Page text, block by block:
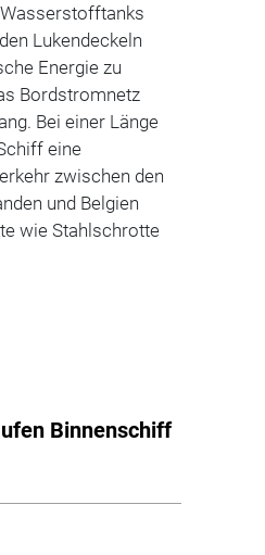
Lukendeckeln
Energie zu
Bordstromnetz
Bei einer Länge
eine
zwischen den
und Belgien
wie Stahlschrotte
Binnenschiff